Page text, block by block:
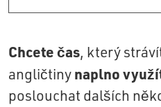
Chcete čas, který
angličtinynaplno
poslouchat dalších